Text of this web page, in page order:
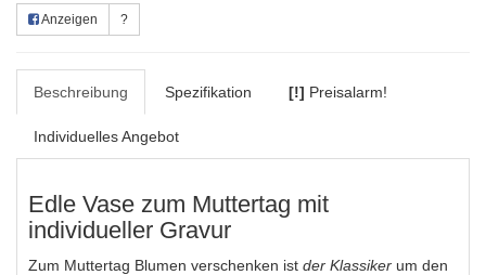
Anzeigen ?
Beschreibung Spezifikation [!] Preisalarm!
Individuelles Angebot
Edle Vase zum Muttertag mit
individueller Gravur
Zum Muttertag Blumen verschenken ist der Klassiker um den